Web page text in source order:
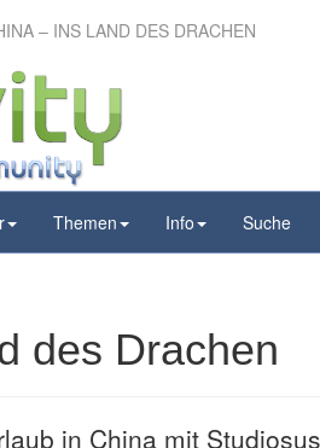
– INS LAND DES DRACHEN
Themen Info Suche
– ins Land
des Drachen
in China mit